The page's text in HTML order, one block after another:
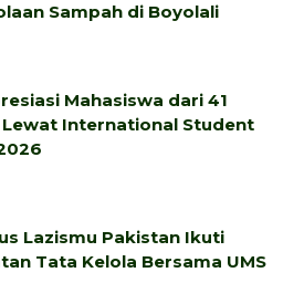
Sampah di Boyolali
Mahasiswa dari 41
Lewat International Student
Lazismu Pakistan Ikuti
Tata Kelola Bersama UMS